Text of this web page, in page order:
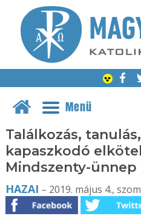
Menü
Találkozás,
kapaszkodó
Mindszenty-
HAZAI – 2019. május 4.,